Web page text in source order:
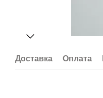
Доставка Оплата